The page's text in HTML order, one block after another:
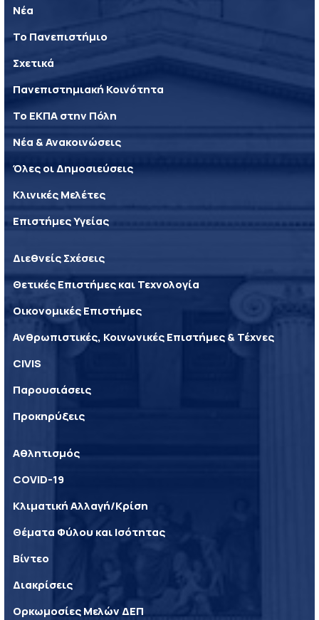
Νέα
Το Πανεπιστήμιο
Σχετικά
Πανεπιστημιακή Κοινότητα
Το ΕΚΠΑ στην Πόλη
Νέα & Ανακοινώσεις
Όλες οι Δημοσιεύσεις
Κλινικές Μελέτες
Επιστήμες Υγείας
Διεθνείς Σχέσεις
Θετικές Επιστήμες και Τεχνολογία
Οικονομικές Επιστήμες
Ανθρωπιστικές, Κοινωνικές Επιστήμες & Τέχνες
CIVIS
Παρουσιάσεις
Προκηρύξεις
Αθλητισμός
COVID-19
Κλιματική Αλλαγή/Κρίση
Θέματα Φύλου και Ισότητας
Βίντεο
Διακρίσεις
Ορκωμοσίες Μελών ΔΕΠ